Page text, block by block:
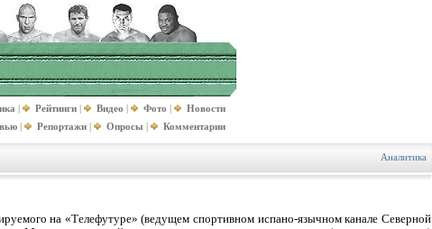
| Рейтинги | Видео | Фото |
Новости
| Репортажи | Опросы | Комментарии
Аналитика
на «Телефутуре» (ведущем спортивном испано-язычном канале Северной